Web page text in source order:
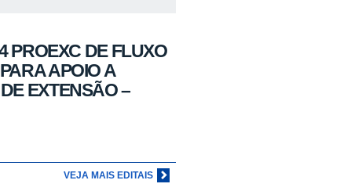
PROEXC DE FLUXO
APOIO A
EXTENSÃO –
VEJA MAIS EDITAIS